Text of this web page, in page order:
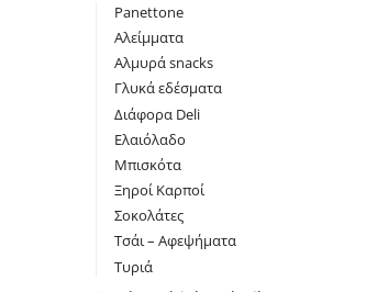
Panettone
Αλείμματα
Αλμυρά snacks
Γλυκά εδέσματα
Διάφορα Deli
Ελαιόλαδο
Μπισκότα
Ξηροί Καρποί
Σοκολάτες
Τσάι – Αφεψήματα
Τυριά